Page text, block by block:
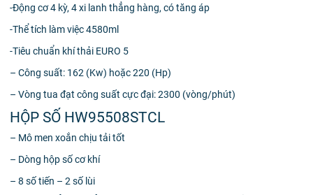
-Động cơ 4 kỳ, 4 xi lanh thẳng hàng, có tăng áp
-Thể tích làm việc 4580ml
-Tiêu chuẩn khí thải EURO 5
– Công suất: 162 (Kw) hoặc 220 (Hp)
– Vòng tua đạt công suất cực đại: 2300 (vòng/phút)
HỘP SỐ HW95508STCL
– Mô men xoắn chịu tải tốt
– Dòng hộp số cơ khí
– 8 số tiến – 2 số lùi